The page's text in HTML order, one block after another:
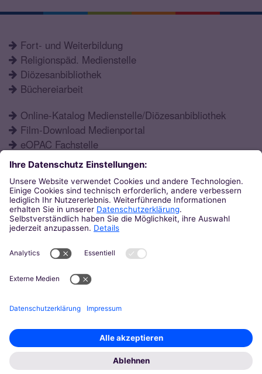
Fort- und Weiterbildung
Religionspäd. Medienstelle
Diözesanbibliothek
Büchereiarbeit
Online-Katalog Medienstelle/Diözesanbibliothek
Film-Download Medienportal
eOPAC Fachstelle
Fortbildungsprogramm
Schulformen
Öffnungszeiten
Aktuelles
52066Aachen
ki@bistum-aachen.de